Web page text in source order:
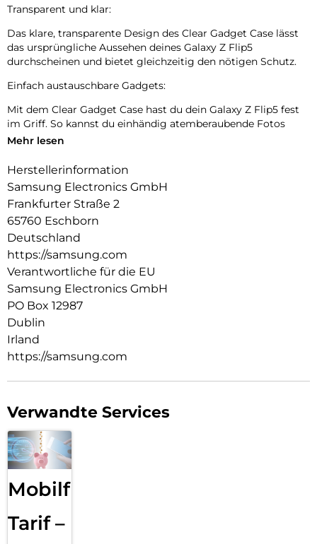
Transparent und klar:
Das klare, transparente Design des Clear Gadget Case lässt
das ursprüngliche Aussehen deines Galaxy Z Flip5
durchscheinen und bietet gleichzeitig den nötigen Schutz.
Einfach austauschbare Gadgets:
Mit dem Clear Gadget Case hast du dein Galaxy Z Flip5 fest
im Griff. So kannst du einhändig atemberaubende Fotos
aufnehmen. Außerdem hat das Case eine Vorrichtung für
wechselnden Bedürfnisse austauschen lässt. Verwende das
Case als stabilen Standfuß, um dein Smartphone darauf
abzustützen. So kannst du deine Inhalte freihändig genießen.
Mehr lesen
Herstellerinformation
Samsung Electronics GmbH
Frankfurter Straße 2
65760 Eschborn
Deutschland
https://samsung.com
Verantwortliche für die EU
Samsung Electronics GmbH
PO Box 12987
Dublin
Irland
https://samsung.com
Verwandte Services
Mobilfunk
Tarif –